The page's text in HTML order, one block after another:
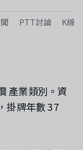
PTT討論 K線
掛牌年數 37